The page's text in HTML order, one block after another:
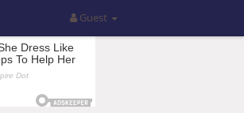
Guest